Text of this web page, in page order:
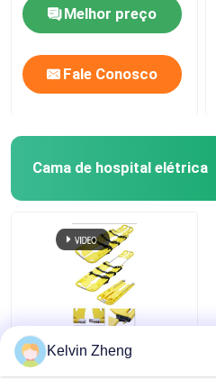
Melhor preço
Fale Conosco
Cama de hospital elétrica
Ultra-Legreza Bom
Absorção de Choque
Kelvin Zheng